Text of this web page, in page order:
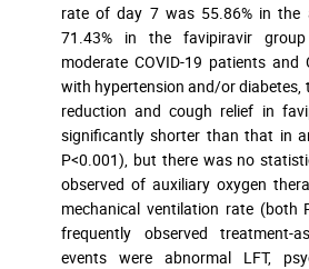
rate of day 7 was 55.86% in the
71.43% in the favipiravir
moderate COVID-19 patients and
with hypertension and/or diabetes,
reduction and cough relief in
significantly shorter than that in
P<0.001), but there was no
observed of auxiliary oxygen
mechanical ventilation rate (both
frequently observed treatment-
events were abnormal LFT,